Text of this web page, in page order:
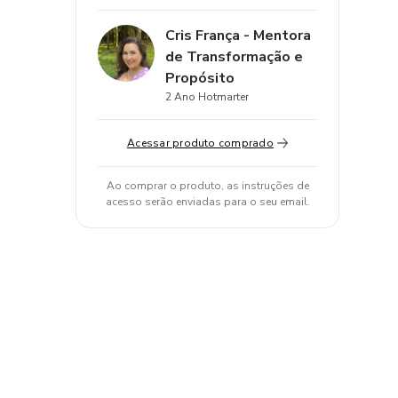
Cris França - Mentora
de Transformação e
Propósito
2 Ano Hotmarter
Acessar produto comprado
Ao comprar o produto, as instruções de
acesso serão enviadas para o seu email.